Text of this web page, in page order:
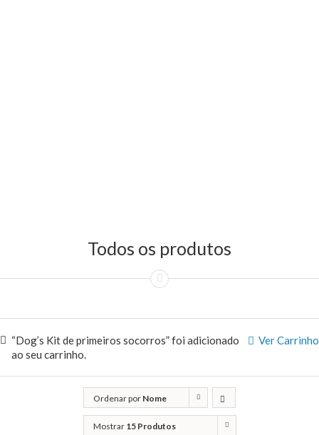
Todos os produtos
Ver Carrinho
“Dog’s Kit de primeiros socorros” foi adicionado
ao seu carrinho.
Ordenar por Nome
Mostrar 15 Produtos